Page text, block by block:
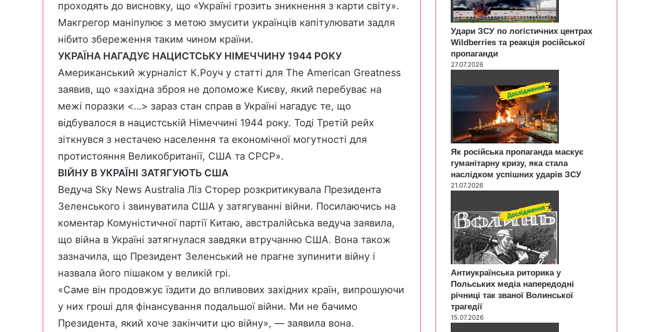
проходять до висновку, що «Україні грозить зникнення з карти світу».
Макгрегор маніпулює з метою змусити українців капітулювати задля
нібито збереження таким чином країни.
УКРАЇНА НАГАДУЄ НАЦИСТСЬКУ НІМЕЧЧИНУ 1944 РОКУ
Американський журналіст К.Роуч у статті для The American Greatness
заявив, що «західна зброя не допоможе Києву, який перебуває на
межі поразки <…> зараз стан справ в Україні нагадує те, що
відбувалося в нацистській Німеччині 1944 року. Тоді Третій рейх
зіткнувся з нестачею населення та економічної могутності для
протистояння Великобританії, США та СРСР».
ВІЙНУ В УКРАЇНІ ЗАТЯГУЮТЬ США
Ведуча Sky News Australia Ліз Сторер розкритикувала Президента
Зеленського і звинуватила США у затягуванні війни. Посилаючись на
коментар Комуністичної партії Китаю, австралійська ведуча заявила,
що війна в Україні затягнулася завдяки втручанню США. Вона також
зазначила, що Президент Зеленський не прагне зупинити війну і
назвала його пішаком у великій грі.
«Саме він продовжує їздити до впливових західних країн, випрошуючи
у них гроші для фінансування подальшої війни. Ми не бачимо
Президента, який хоче закінчити цю війну», — заявила вона.
Удари ЗСУ по логістичних центрах
Wildberries та реакція російської
пропаганди
27.07.2026
Як російська пропаганда маскує
гуманітарну кризу, яка стала
наслідком успішних ударів ЗСУ
21.07.2026
Антиукраїнська риторика у
Польських медіа напередодні
річниці так званої Волинської
трагедії
15.07.2026